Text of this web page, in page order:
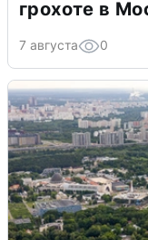
грохоте в
7 августа 0